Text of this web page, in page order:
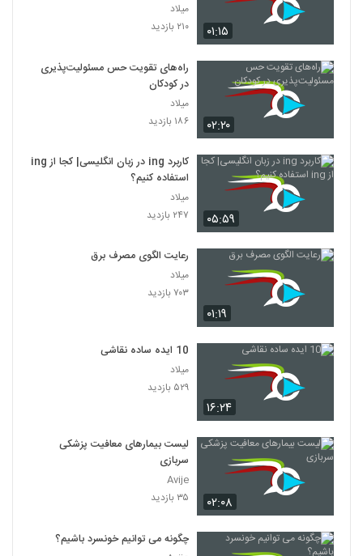
۰۱:۱۵
میلاد
۲۱۰ بازدید
۰۲:۲۰
راه‌های تقویت حس مسئولیت‌پذیری
در کودکان
میلاد
۱۸۶ بازدید
۰۵:۵۹
کاربرد ing در زبان انگلیسی| کجا از ing
استفاده کنیم؟
میلاد
۲۴۷ بازدید
۰۱:۱۹
رعایت الگوی مصرف برق
میلاد
۷۰۳ بازدید
۱۶:۲۴
10 ایده ساده نقاشی
میلاد
۵۲۹ بازدید
۰۲:۰۸
لیست بیمارهای معافیت پزشکی
سربازی
Avije
۳۵ بازدید
چگونه می توانیم خونسرد باشیم؟